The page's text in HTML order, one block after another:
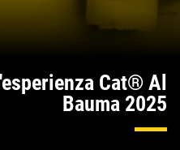
Cat® Al
Bauma 2025